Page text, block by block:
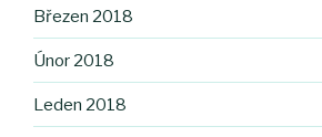
Březen 2018
Únor 2018
Leden 2018